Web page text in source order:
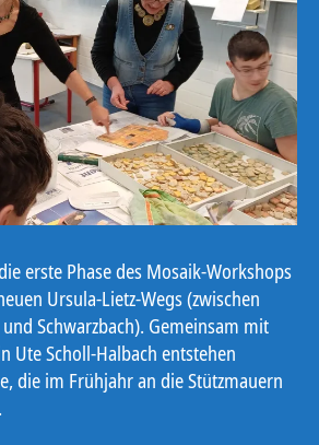
erste Phase des Mosaik-Workshops
Ursula-Lietz-Wegs (zwischen
Schwarzbach). Gemeinsam mit
Ute Scholl-Halbach entstehen
die im Frühjahr an die Stützmauern